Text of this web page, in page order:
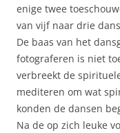
enige twee
van vijf naar drie
De baas van het
fotograferen is niet
verbreekt de
mediteren om wat
konden de dansen
Na de op zich leuke